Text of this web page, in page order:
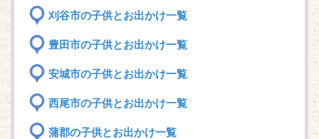
刈谷市の子供とお出かけ一覧
豊田市の子供とお出かけ一覧
安城市の子供とお出かけ一覧
西尾市の子供とお出かけ一覧
蒲郡の子供とお出かけ一覧